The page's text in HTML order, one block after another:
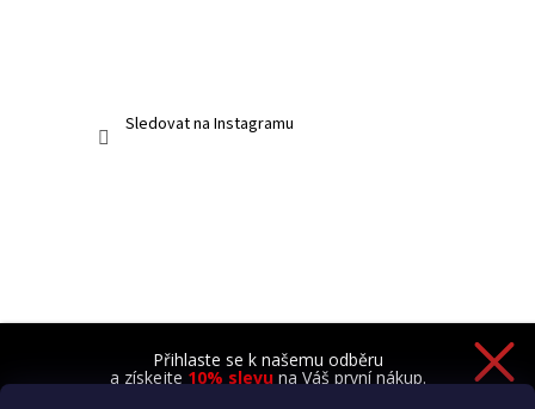
Sledovat na Instagramu
Přihlaste se k našemu odběru
a získejte 10% slevu na Váš první nákup.